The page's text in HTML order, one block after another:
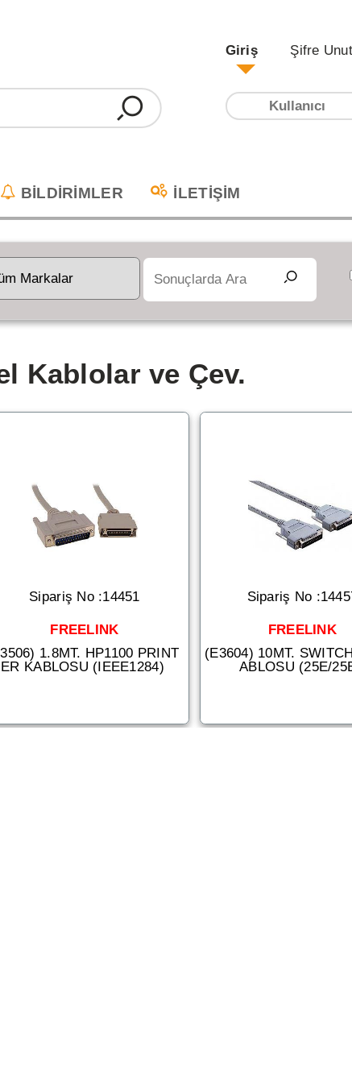
Giriş
Şifre
BİLDİRİMLER İLETİŞİM
Kablolar ve Çev.
Sipariş No :14451
FREELINK
1.8MT. HP1100 PRINT
ER KABLOSU (IEEE1284)
Sipariş No
FREELINK
(E3604) 10MT.
ABLOSU (25E/